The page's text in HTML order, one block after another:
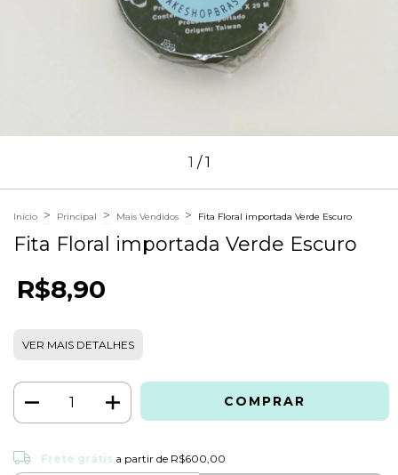
1 /1
Início > Principal > Mais Vendidos > Fita Floral importada Verde Escuro
Fita Floral importada Verde Escuro
R$8,90
VER MAIS DETALHES
Frete grátis
Frete grátis a partir de R$600,00